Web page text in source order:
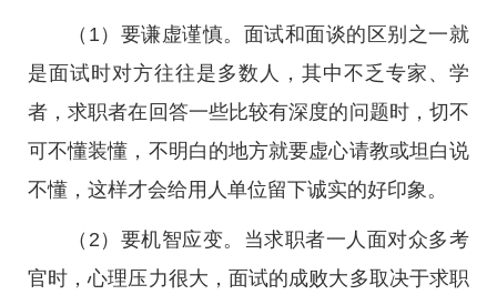
（1）要谦虚谨慎。面试和面谈的区别之一就
是面试时对方往往是多数人，其中不乏专家、学
者，求职者在回答一些比较有深度的问题时，切不
可不懂装懂，不明白的地方就要虚心请教或坦白说
不懂，这样才会给用人单位留下诚实的好印象。
（2）要机智应变。当求职者一人面对众多考
官时，心理压力很大，面试的成败大多取决于求职